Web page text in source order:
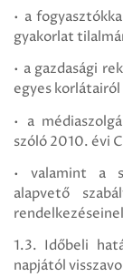
• a
gyakorlat
• a gazdasági
egyes
• a
szóló 2010. évi
• valamint a
alapvető
1.3. Időbeli
napjától